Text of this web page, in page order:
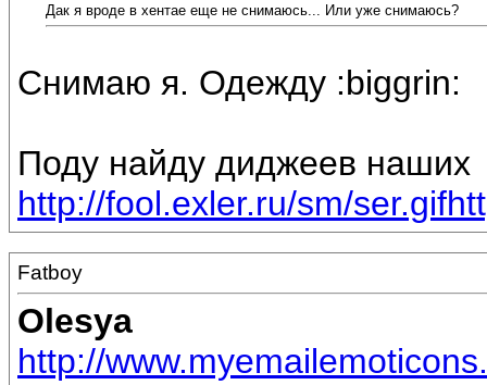
Дак я вроде в хентае еще не снимаюсь... Или уже снимаюсь?
Снимаю я. Одежду :biggrin:
Поду найду диджеев наших
http://fool.exler.ru/sm/ser.gif
Fatboy
Olesya
http://